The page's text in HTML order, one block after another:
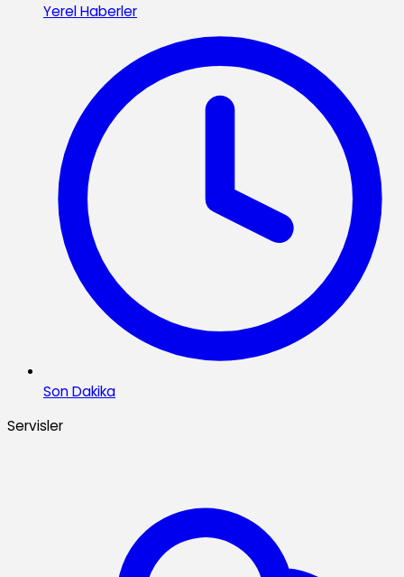
Yerel Haberler
Son Dakika
Servisler